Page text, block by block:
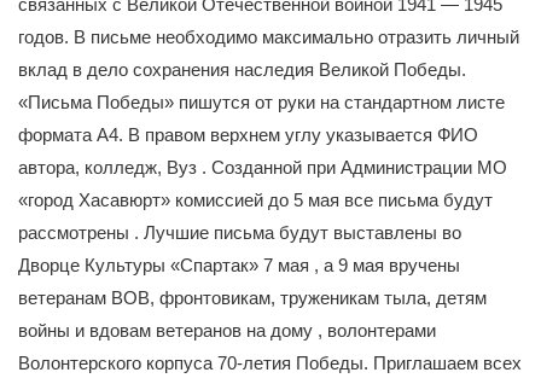
связанных с Великой Отечественной войной 1941 — 1945
годов. В письме необходимо максимально отразить личный
вклад в дело сохранения наследия Великой Победы.
«Письма Победы» пишутся от руки на стандартном листе
формата А4. В правом верхнем углу указывается ФИО
автора, колледж, Вуз . Созданной при Администрации МО
«город Хасавюрт» комиссией до 5 мая все письма будут
рассмотрены . Лучшие письма будут выставлены во
Дворце Культуры «Спартак» 7 мая , а 9 мая вручены
ветеранам ВОВ, фронтовикам, труженикам тыла, детям
войны и вдовам ветеранов на дому , волонтерами
Волонтерского корпуса 70-летия Победы. Приглашаем всех